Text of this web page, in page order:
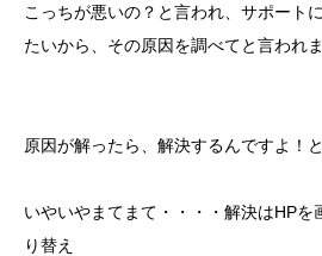
こっちが悪いの？と言われ、サポート
たいから、その原因を調べてと言われ
原因が解ったら、解決するんですよ！
いやいやまてまて・・・・解決はHPを
り替え